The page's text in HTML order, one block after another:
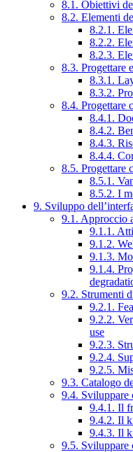
8.1. Obiettivi
8.2. Elementi
8.2.1.
8.2.2.
8.2.3.
8.3. Progettare
8.3.1.
8.3.2.
8.4. Progettare
8.4.1.
8.4.2.
8.4.3.
8.4.4.
8.5. Progettare
8.5.1.
8.5.2. I
9. Sviluppo
9.1. Approccio
9.1.1.
9.1.2.
9.1.3.
9.1.4.
9.2. Strumenti
9.2.1.
9.2.2.
use
9.2.3.
9.2.4.
9.2.5.
9.3. Catalogo
9.4. Sviluppare
9.4.1. Il
9.4.2. Il
9.4.3. Il
9.5. Sviluppare